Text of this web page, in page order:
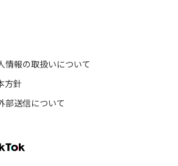
情報の取扱いについて
方針
部送信について